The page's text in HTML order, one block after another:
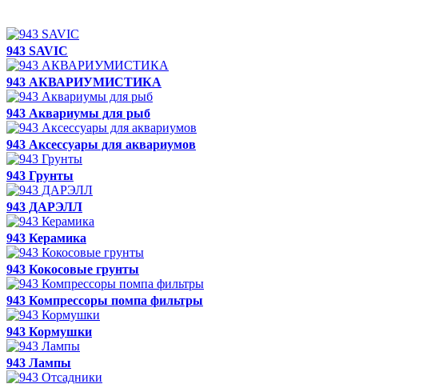
943 SAVIC
943 АКВАРИУМИСТИКА
943 Аквариумы для рыб
943 Аксессуары для аквариумов
943 Грунты
943 ДАРЭЛЛ
943 Керамика
943 Кокосовые грунты
943 Компрессоры помпа фильтры
943 Кормушки
943 Лампы